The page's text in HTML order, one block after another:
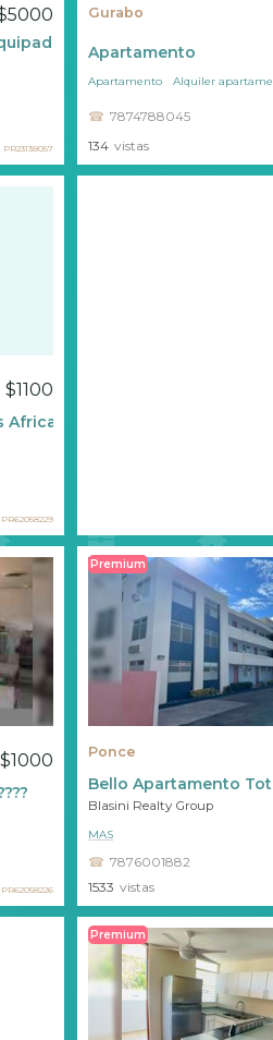
PR23138057
Gurabo
Apartamento
7874788045
Apartamento Alquiler
134 vistas
$1100
????
PR62058229
$1000
PR62058226
Premium
Ponce
Bello Apartamento
Blasini Realty Group
7876001882
MAS
1533 vistas
Premium